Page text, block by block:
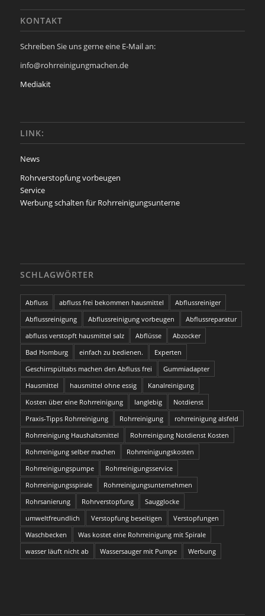
KONTAKT
Schreiben Sie uns gerne eine E-Mail an:
info@rohrreinigungmachen.de
Mediakit
LINK:
News
Rohrverstopfung vorbeugen
Service
Werbung schalten für Rohrreinigungsunterne
SCHLAGWÖRTER
Abfluss abfluss frei bekommen hausmittel
Abflussreiniger
Abflussreinigung
Abflussreinigung vorbeugen
Abflussreparatur
abfluss verstopft hausmittel salz
Abflüsse
Abzocker
Bad Homburg
einfach zu bedienen.
Experten
Geschirrspültabs machen den Abfluss frei
Gummiadapter
Hausmittel
hausmittel ohne essig
Kanalreinigung
Kosten über eine Rohrreinigung
langlebig
Notdienst
Praxis-Tipps Rohrreinigung
Rohrreinigung
rohrreinigung alsfeld
Rohrreinigung Haushaltsmittel
Rohrreinigung Notdienst Kosten
Rohrreinigung selber machen
Rohrreinigungskosten
Rohrreinigungspumpe
Rohrreinigungsservice
Rohrreinigungsspirale
Rohrreinigungsunternehmen
Rohrsanierung
Rohrverstopfung
Saugglocke
umweltfreundlich
Verstopfung beseitigen
Verstopfungen
Waschbecken
Was kostet eine Rohrreinigung mit Spirale
wasser läuft nicht ab
Wassersauger mit Pumpe Werbung